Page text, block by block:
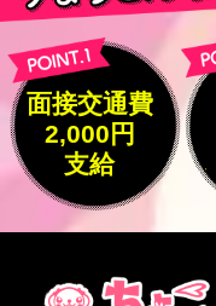
面接交通費
2,000円
支給